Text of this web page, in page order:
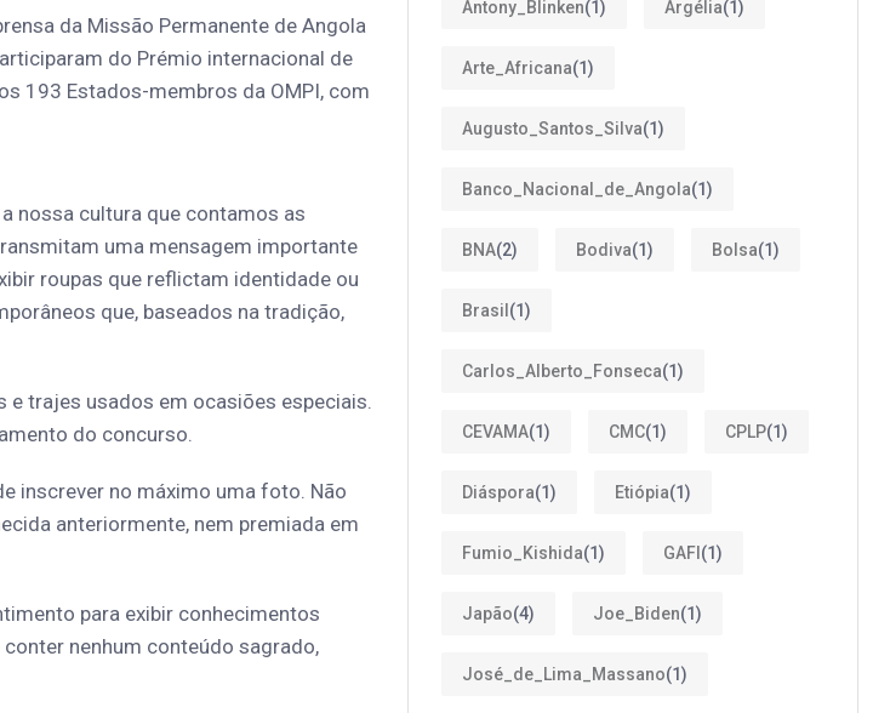
da Missão Permanente de Angola
do Prémio internacional de
193 Estados-membros da OMPI, com
nossa cultura que contamos as
uma mensagem importante
roupas que reflictam identidade ou
que, baseados na tradição,
e trajes usados em ocasiões especiais.
do concurso.
inscrever no máximo uma foto. Não
anteriormente, nem premiada em
para exibir conhecimentos
nenhum conteúdo sagrado,
Antony_Blinken(1) Argélia(1)
Arte_Africana(1)
Augusto_Santos_Silva(1)
Banco_Nacional_de_Angola(1)
BNA(2) Bodiva(1) Bolsa(1)
Brasil(1)
Carlos_Alberto_Fonseca(1)
CEVAMA(1) CMC(1) CPLP(1)
Diáspora(1) Etiópia(1)
Fumio_Kishida(1) GAFI(1)
Japão(4) Joe_Biden(1)
José_de_Lima_Massano(1)